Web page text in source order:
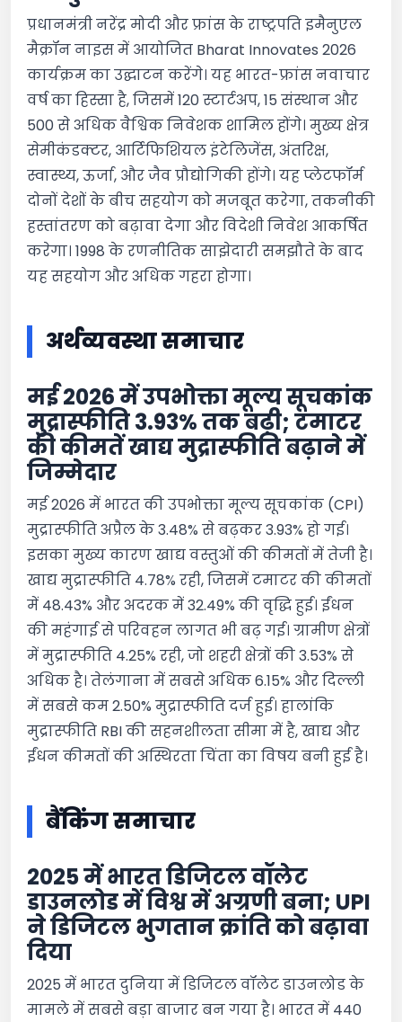
प्रधानमंत्री नरेंद्र मोदी और फ्रांस के राष्ट्रपति इमैनुएल
मैक्रॉन नाइस में आयोजित Bharat Innovates 2026
कार्यक्रम का उद्घाटन करेंगे। यह भारत-फ्रांस नवाचार
वर्ष का हिस्सा है, जिसमें 120 स्टार्टअप, 15 संस्थान और
500 से अधिक वैश्विक निवेशक शामिल होंगे। मुख्य क्षेत्र
सेमीकंडक्टर, आर्टिफिशियल इंटेलिजेंस, अंतरिक्ष,
स्वास्थ्य, ऊर्जा, और जैव प्रौद्योगिकी होंगे। यह प्लेटफॉर्म
दोनों देशों के बीच सहयोग को मजबूत करेगा, तकनीकी
हस्तांतरण को बढ़ावा देगा और विदेशी निवेश आकर्षित
करेगा। 1998 के रणनीतिक साझेदारी समझौते के बाद
यह सहयोग और अधिक गहरा होगा।
अर्थव्यवस्था समाचार
मई 2026 में उपभोक्ता मूल्य सूचकांक
मुद्रास्फीति 3.93% तक बढ़ी; टमाटर
की कीमतें खाद्य मुद्रास्फीति बढ़ाने में
जिम्मेदार
मई 2026 में भारत की उपभोक्ता मूल्य सूचकांक (CPI)
मुद्रास्फीति अप्रैल के 3.48% से बढ़कर 3.93% हो गई।
इसका मुख्य कारण खाद्य वस्तुओं की कीमतों में तेजी है।
खाद्य मुद्रास्फीति 4.78% रही, जिसमें टमाटर की कीमतों
में 48.43% और अदरक में 32.49% की वृद्धि हुई। ईंधन
की महंगाई से परिवहन लागत भी बढ़ गई। ग्रामीण क्षेत्रों
में मुद्रास्फीति 4.25% रही, जो शहरी क्षेत्रों की 3.53% से
अधिक है। तेलंगाना में सबसे अधिक 6.15% और दिल्ली
में सबसे कम 2.50% मुद्रास्फीति दर्ज हुई। हालांकि
मुद्रास्फीति RBI की सहनशीलता सीमा में है, खाद्य और
ईंधन कीमतों की अस्थिरता चिंता का विषय बनी हुई है।
बैंकिंग समाचार
2025 में भारत डिजिटल वॉलेट
डाउनलोड में विश्व में अग्रणी बना; UPI
ने डिजिटल भुगतान क्रांति को बढ़ावा
दिया
2025 में भारत दुनिया में डिजिटल वॉलेट डाउनलोड के
मामले में सबसे बड़ा बाजार बन गया है। भारत में 440